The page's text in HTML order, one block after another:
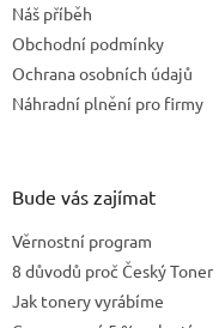
Náš příběh
Obchodní podmínky
Ochrana osobních údajů
Náhradní plnění pro firmy
Bude vás zajímat
Věrnostní program
8 důvodů proč Český Toner
Jak tonery vyrábíme